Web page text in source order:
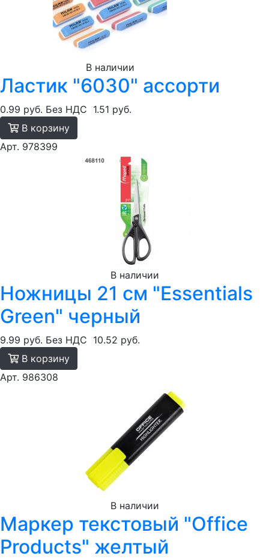
В наличии
Ластик "6030" ассорти
0.99 руб. Без НДС 1.51 руб.
В корзину
Арт. 978399
В наличии
Ножницы 21 см "Essentials
Green" черный
9.99 руб. Без НДС 10.52 руб.
В корзину
Арт. 986308
В наличии
Маркер текстовый "Office
Products" желтый